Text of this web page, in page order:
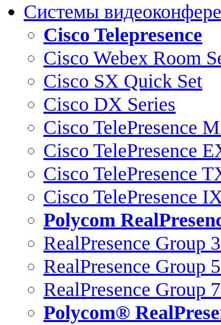
Системы
Cisco Telepresence
Cisco Webex Room
Cisco SX Quick Set
Cisco DX Series
Cisco TelePresence
Cisco TelePresence
Cisco TelePresence
Cisco TelePresence
Polycom
RealPresence Group
RealPresence Group
RealPresence Group
Polycom®